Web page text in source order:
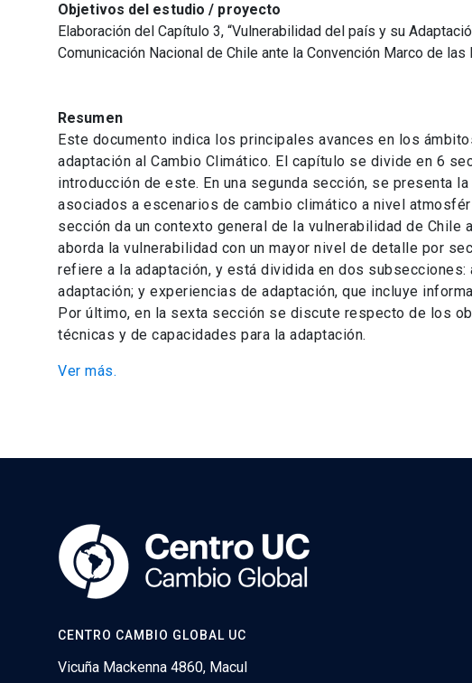
Objetivos del estudio / proyecto
Elaboración del Capítulo 3, “Vulnerabilidad del país y su
Comunicación Nacional de Chile ante la Convención Marco de
Resumen
Este documento indica los principales avances en los
adaptación al Cambio Climático. El capítulo se divide en 6
introducción de este. En una segunda sección, se presenta
asociados a escenarios de cambio climático a nivel
sección da un contexto general de la vulnerabilidad de Chile
aborda la vulnerabilidad con un mayor nivel de detalle por
refiere a la adaptación, y está dividida en dos
adaptación; y experiencias de adaptación, que incluye
Por último, en la sexta sección se discute respecto de los
técnicas y de capacidades para la adaptación.
Ver más.
CENTRO CAMBIO GLOBAL UC
Vicuña Mackenna 4860, Macul